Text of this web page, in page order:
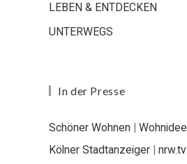
LEBEN & ENTDECKEN
UNTERWEGS
In der Presse
Schöner Wohnen | Wohnidee
Kölner Stadtanzeiger | nrw.tv